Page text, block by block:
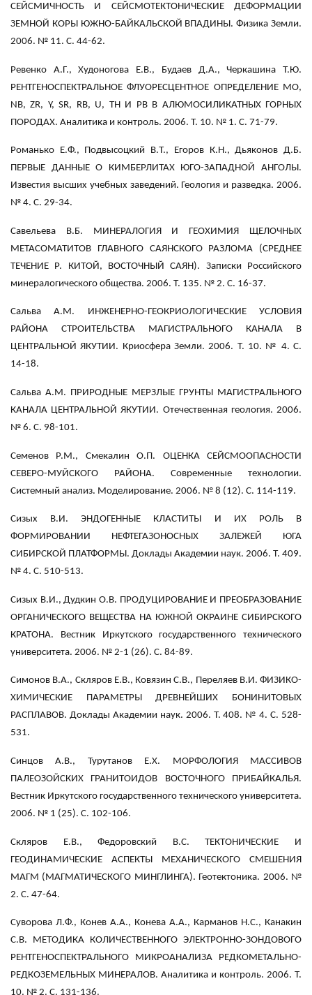
СЕЙСМИЧНОСТЬ И СЕЙСМОТЕКТОНИЧЕСКИЕ ДЕФОРМАЦИИ
ЗЕМНОЙ КОРЫ ЮЖНО-БАЙКАЛЬСКОЙ ВПАДИНЫ. Физика Земли.
2006. № 11. С. 44-62.
Ревенко А.Г., Худоногова Е.В., Будаев Д.А., Черкашина Т.Ю.
РЕНТГЕНОСПЕКТРАЛЬНОЕ ФЛУОРЕСЦЕНТНОЕ ОПРЕДЕЛЕНИЕ MO,
NB, ZR, Y, SR, RB, U, TH И PB В АЛЮМОСИЛИКАТНЫХ ГОРНЫХ
ПОРОДАХ. Аналитика и контроль. 2006. Т. 10. № 1. С. 71-79.
Романько Е.Ф., Подвысоцкий В.Т., Егоров К.Н., Дьяконов Д.Б.
ПЕРВЫЕ ДАННЫЕ О КИМБЕРЛИТАХ ЮГО-ЗАПАДНОЙ АНГОЛЫ.
Известия высших учебных заведений. Геология и разведка. 2006.
№ 4. С. 29-34.
Савельева В.Б. МИНЕРАЛОГИЯ И ГЕОХИМИЯ ЩЕЛОЧНЫХ
МЕТАСОМАТИТОВ ГЛАВНОГО САЯНСКОГО РАЗЛОМА (СРЕДНЕЕ
ТЕЧЕНИЕ Р. КИТОЙ, ВОСТОЧНЫЙ САЯН). Записки Российского
минералогического общества. 2006. Т. 135. № 2. С. 16-37.
Сальва A.M. ИНЖЕНЕРНО-ГЕОКРИОЛОГИЧЕСКИЕ УСЛОВИЯ
РАЙОНА СТРОИТЕЛЬСТВА МАГИСТРАЛЬНОГО КАНАЛА В
ЦЕНТРАЛЬНОЙ ЯКУТИИ. Криосфера Земли. 2006. Т. 10. № 4. С.
14-18.
Сальва А.М. ПРИРОДНЫЕ МЕРЗЛЫЕ ГРУНТЫ МАГИСТРАЛЬНОГО
КАНАЛА ЦЕНТРАЛЬНОЙ ЯКУТИИ. Отечественная геология. 2006.
№ 6. С. 98-101.
Семенов Р.М., Смекалин О.П. ОЦЕНКА СЕЙСМООПАСНОСТИ
СЕВЕРО-МУЙСКОГО РАЙОНА. Современные технологии.
Системный анализ. Моделирование. 2006. № 8 (12). С. 114-119.
Сизых В.И. ЭНДОГЕННЫЕ КЛАСТИТЫ И ИХ РОЛЬ В
ФОРМИРОВАНИИ НЕФТЕГАЗОНОСНЫХ ЗАЛЕЖЕЙ ЮГА
СИБИРСКОЙ ПЛАТФОРМЫ. Доклады Академии наук. 2006. Т. 409.
№ 4. С. 510-513.
Сизых В.И., Дудкин О.В. ПРОДУЦИРОВАНИЕ И ПРЕОБРАЗОВАНИЕ
ОРГАНИЧЕСКОГО ВЕЩЕСТВА НА ЮЖНОЙ ОКРАИНЕ СИБИРСКОГО
КРАТОНА. Вестник Иркутского государственного технического
университета. 2006. № 2-1 (26). С. 84-89.
Симонов В.А., Скляров Е.В., Ковязин С.В., Переляев В.И. ФИЗИКО-
ХИМИЧЕСКИЕ ПАРАМЕТРЫ ДРЕВНЕЙШИХ БОНИНИТОВЫХ
РАСПЛАВОВ. Доклады Академии наук. 2006. Т. 408. № 4. С. 528-
531.
Синцов А.В., Турутанов Е.Х. МОРФОЛОГИЯ МАССИВОВ
ПАЛЕОЗОЙСКИХ ГРАНИТОИДОВ ВОСТОЧНОГО ПРИБАЙКАЛЬЯ.
Вестник Иркутского государственного технического университета.
2006. № 1 (25). С. 102-106.
Скляров Е.В., Федоровский В.С. ТЕКТОНИЧЕСКИЕ И
ГЕОДИНАМИЧЕСКИЕ АСПЕКТЫ МЕХАНИЧЕСКОГО СМЕШЕНИЯ
МАГМ (МАГМАТИЧЕСКОГО МИНГЛИНГА). Геотектоника. 2006. №
2. С. 47-64.
Суворова Л.Ф., Конев А.А., Конева А.А., Карманов Н.С., Канакин
С.В. МЕТОДИКА КОЛИЧЕСТВЕННОГО ЭЛЕКТРОННО-ЗОНДОВОГО
РЕНТГЕНОСПЕКТРАЛЬНОГО МИКРОАНАЛИЗА РЕДКОМЕТАЛЬНО-
РЕДКОЗЕМЕЛЬНЫХ МИНЕРАЛОВ. Аналитика и контроль. 2006. Т.
10. № 2. С. 131-136.